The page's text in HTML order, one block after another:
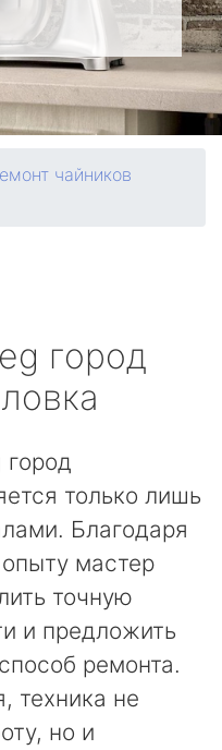
чайников
город
только лишь
Благодаря
мастер
точную
и предложить
ремонта.
техника не
но и